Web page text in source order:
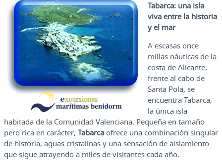
Tabarca: una isla
viva entre la historia
y el mar
A escasas once
millas náuticas de la
costa de Alicante,
frente al cabo de
Santa Pola, se
encuentra Tabarca,
la única isla
habitada de la Comunidad Valenciana. Pequeña en tamaño
pero rica en carácter, Tabarca ofrece una combinación singular
de historia, aguas cristalinas y una sensación de aislamiento
que sigue atrayendo a miles de visitantes cada año.